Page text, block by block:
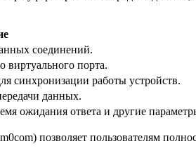
соединений.
виртуального порта.
синхронизации работы устройств.
данных.
ожидания ответа и другие
позволяет пользователям